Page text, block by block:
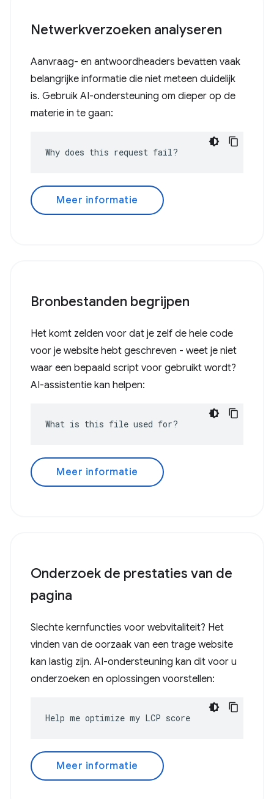
Netwerkverzoeken analyseren
Aanvraag- en antwoordheaders bevatten vaak
belangrijke informatie die niet meteen duidelijk
is. Gebruik AI-ondersteuning om dieper op de
materie in te gaan:
Why does this request fail?
Meer informatie
Bronbestanden begrijpen
Het komt zelden voor dat je zelf de hele code
voor je website hebt geschreven - weet je niet
waar een bepaald script voor gebruikt wordt?
AI-assistentie kan helpen:
What is this file used for?
Meer informatie
Onderzoek de prestaties van de
pagina
Slechte kernfuncties voor webvitaliteit? Het
vinden van de oorzaak van een trage website
kan lastig zijn. AI-ondersteuning kan dit voor u
onderzoeken en oplossingen voorstellen:
Help me optimize my LCP score
Meer informatie